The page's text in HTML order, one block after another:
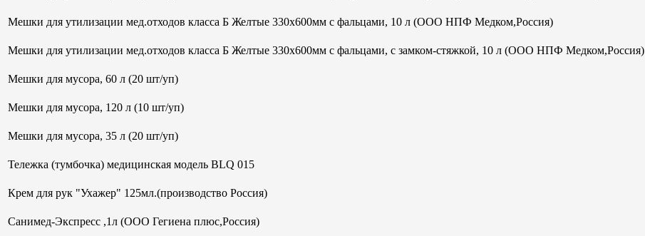
Мешки для утилизации мед.отходов класса Б Желтые 330х600мм с фальцами, 10 л (ООО НПФ Медком,Россия)
Мешки для утилизации мед.отходов класса Б Желтые 330х600мм с фальцами, с замком-стяжкой, 10 л (ООО НПФ Медком,Россия)
Мешки для мусора, 60 л (20 шт/уп)
Мешки для мусора, 120 л (10 шт/уп)
Мешки для мусора, 35 л (20 шт/уп)
Тележка (тумбочка) медицинская модель BLQ 015
Крем для рук "Ухажер" 125мл.(производство Россия)
Санимед-Экспресс ,1л (ООО Гегиена плюс,Россия)